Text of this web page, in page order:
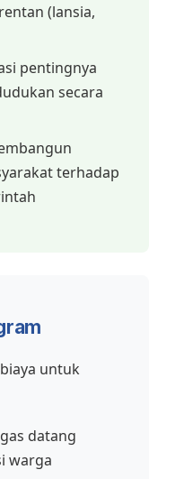
(lansia,
pentingnya
secara
terhadap
untuk
datang
warga